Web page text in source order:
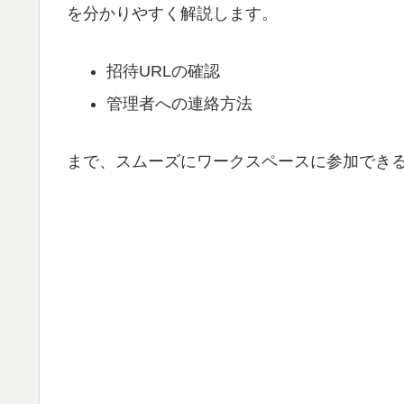
を分かりやすく解説します。
招待URLの確認
管理者への連絡方法
まで、スムーズにワークスペースに参加でき